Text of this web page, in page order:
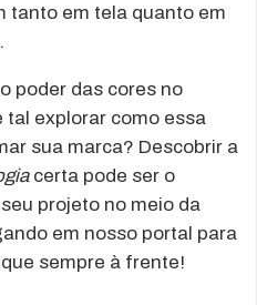
tanto em tela quanto em
poder das cores no
explorar como essa
sua marca? Descobrir a
certa pode ser o
projeto no meio da
em nosso portal para
sempre à frente!